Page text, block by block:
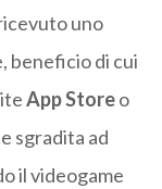
uno
beneficio di cui
App Storeo
sgradita ad
il videogame